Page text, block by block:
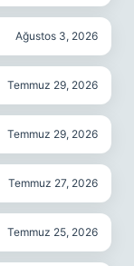
Ağustos 3, 2026
Temmuz 29, 2026
Temmuz 29, 2026
Temmuz 27, 2026
Temmuz 25, 2026